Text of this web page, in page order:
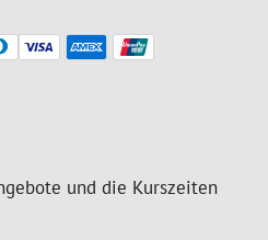
und die Kurszeiten